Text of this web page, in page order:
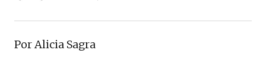
Por Alicia Sagra